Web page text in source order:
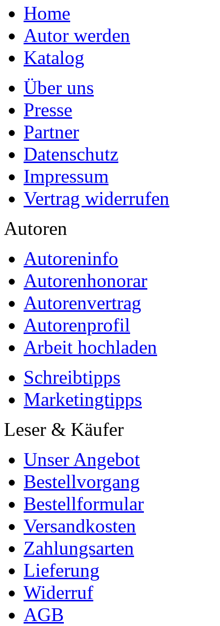
Home
Autor werden
Katalog
Über uns
Presse
Partner
Datenschutz
Impressum
Vertrag widerrufen
Autoren
Autoreninfo
Autorenhonorar
Autorenvertrag
Autorenprofil
Arbeit hochladen
Schreibtipps
Marketingtipps
Leser & Käufer
Unser Angebot
Bestellvorgang
Bestellformular
Versandkosten
Zahlungsarten
Lieferung
Widerruf
AGB